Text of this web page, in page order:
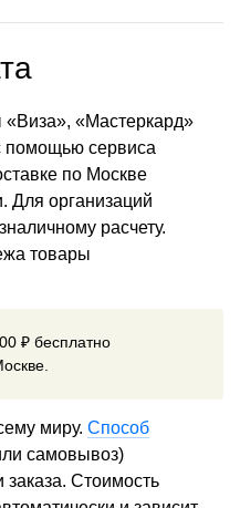
«Мастеркард»
помощью сервиса
по Москве
Для организаций
расчету.
товары
₽ бесплатно
миру. Способ
самовывоз)
Стоимость